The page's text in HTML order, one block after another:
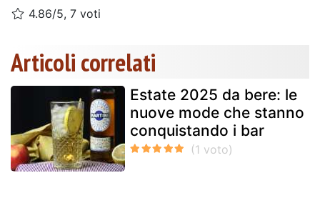
4.86/5, 7 voti
Articoli correlati
Estate 2025 da bere: le
nuove mode che stanno
conquistando i bar